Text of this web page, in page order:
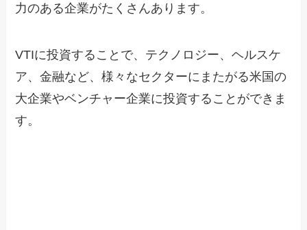
力のある企業がたくさんあります。
VTIに投資することで、テクノロジー、ヘルスケ
ア、金融など、様々なセクターにまたがる米国の
大企業やベンチャー企業に投資することができま
す。